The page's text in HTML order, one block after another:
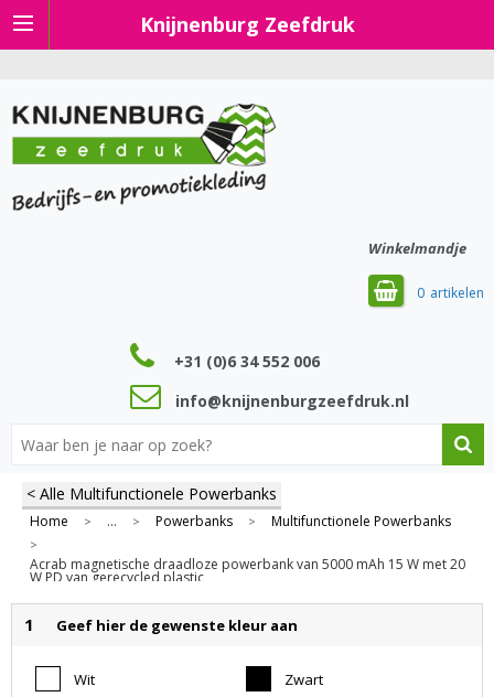
Knijnenburg Zeefdruk
Winkelmandje
0
+31 (0)6 34 552 006
info@knijnenburgzeefdruk.nl
< Alle Multifunctionele Powerbanks
Home > ... > Powerbanks > Multifunctionele Powerbanks
>
Acrab magnetische draadloze powerbank van 5000 mAh 15 W met 20
W PD van gerecycled plastic
1 Geef hier de gewenste kleur aan
Wit Zwart